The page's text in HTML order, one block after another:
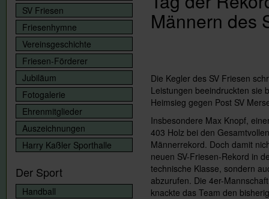
Männern des
Die Kegler des SV Friesen
Leistungen beeindruckten sie
Heimsieg gegen Post SV
Insbesondere Max Knopf,
403 Holz bei den
Männerrekord. Doch damit
neuen SV-Friesen-Rekord in
technische Klasse, sondern
abzurufen. Die 4er-
knackte das Team den
SV Friesen
Friesenhymne
Vereinsgeschichte
Friesen-Förderer
Jubiläum
Fotogalerie
Ehrenmitglieder
Auszeichnungen
Harry Kaßler Sporthalle
Der Sport
Handball